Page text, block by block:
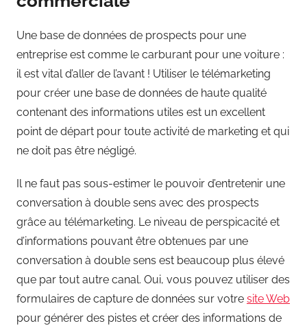
Une base de données de prospects pour une
entreprise est comme le carburant pour une voiture :
il est vital d’aller de l’avant ! Utiliser le télémarketing
pour créer une base de données de haute qualité
contenant des informations utiles est un excellent
point de départ pour toute activité de marketing et qui
ne doit pas être négligé.
Il ne faut pas sous-estimer le pouvoir d’entretenir une
conversation à double sens avec des prospects
grâce au télémarketing. Le niveau de perspicacité et
d’informations pouvant être obtenues par une
conversation à double sens est beaucoup plus élevé
que par tout autre canal. Oui, vous pouvez utiliser des
formulaires de capture de données sur votre site Web
pour générer des pistes et créer des informations de